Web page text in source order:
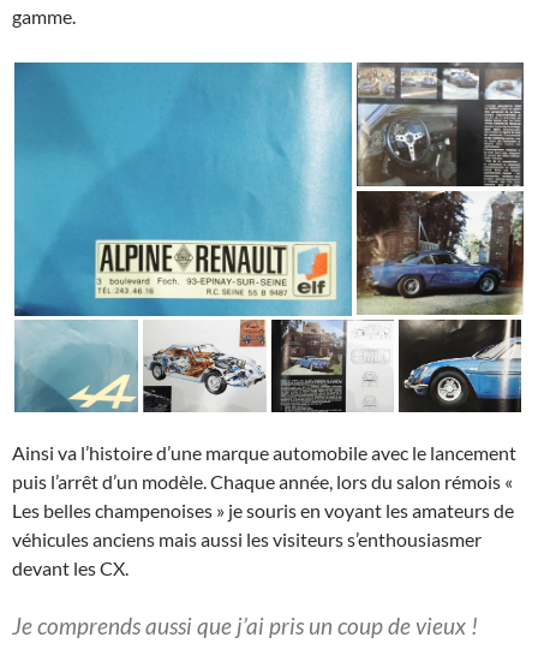
gamme.
Ainsi va l’histoire d’une marque automobile avec le lancement
puis l’arrêt d’un modèle. Chaque année, lors du salon rémois «
Les belles champenoises » je souris en voyant les amateurs de
véhicules anciens mais aussi les visiteurs s’enthousiasmer
devant les CX.
Je comprends aussi que j’ai pris un coup de vieux !